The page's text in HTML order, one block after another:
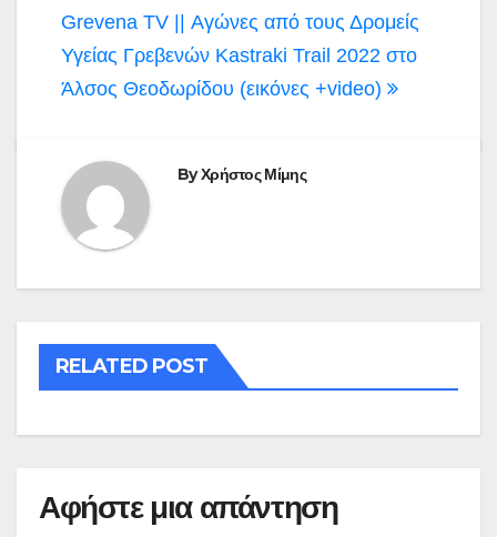
Πλοήγηση
άρθρων
Grevena TV || Αγώνες από τους Δρομείς
Υγείας Γρεβενών Kastraki Trail 2022 στο
Άλσος Θεοδωρίδου (εικόνες +video)
ByΧρήστος Μίμης
RELATED POST
Αφήστε μια απάντηση